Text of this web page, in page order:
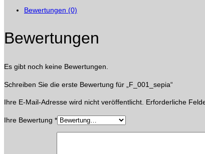
Bewertungen (0)
Bewertungen
Es gibt noch keine Bewertungen.
Schreiben Sie die erste Bewertung für „F_001_sepia“
Ihre E-Mail-Adresse wird nicht veröffentlicht. Erforderliche
Ihre Bewertung *